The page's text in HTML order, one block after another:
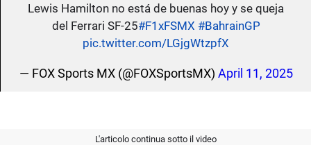
Lewis Hamilton no está de buenas hoy y se queja
del Ferrari SF-25#F1xFSMX #BahrainGP
pic.twitter.com/LGjgWtzpfX
— FOX Sports MX (@FOXSportsMX) April 11, 2025
L'articolo continua sotto il video